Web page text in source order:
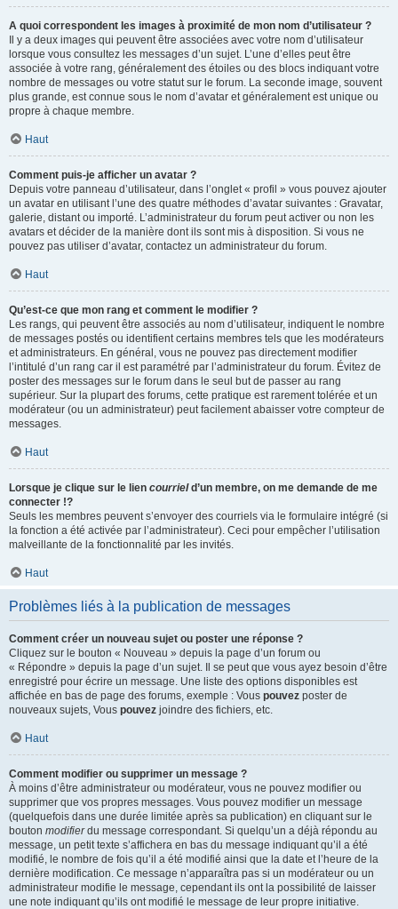
A quoi correspondent les images à proximité de mon nom d’utilisateur ?
Il y a deux images qui peuvent être associées avec votre nom d’utilisateur
lorsque vous consultez les messages d’un sujet. L’une d’elles peut être
associée à votre rang, généralement des étoiles ou des blocs indiquant votre
nombre de messages ou votre statut sur le forum. La seconde image, souvent
plus grande, est connue sous le nom d’avatar et généralement est unique ou
propre à chaque membre.
Haut
Comment puis-je afficher un avatar ?
Depuis votre panneau d’utilisateur, dans l’onglet « profil » vous pouvez ajouter
un avatar en utilisant l’une des quatre méthodes d’avatar suivantes : Gravatar,
galerie, distant ou importé. L’administrateur du forum peut activer ou non les
avatars et décider de la manière dont ils sont mis à disposition. Si vous ne
pouvez pas utiliser d’avatar, contactez un administrateur du forum.
Haut
Qu’est-ce que mon rang et comment le modifier ?
Les rangs, qui peuvent être associés au nom d’utilisateur, indiquent le nombre
de messages postés ou identifient certains membres tels que les modérateurs
et administrateurs. En général, vous ne pouvez pas directement modifier
l’intitulé d’un rang car il est paramétré par l’administrateur du forum. Évitez de
poster des messages sur le forum dans le seul but de passer au rang
supérieur. Sur la plupart des forums, cette pratique est rarement tolérée et un
modérateur (ou un administrateur) peut facilement abaisser votre compteur de
messages.
Haut
Lorsque je clique sur le lien courrield’un membre, on me demande de me
connecter !?
Seuls les membres peuvent s’envoyer des courriels via le formulaire intégré (si
la fonction a été activée par l’administrateur). Ceci pour empêcher l’utilisation
malveillante de la fonctionnalité par les invités.
Haut
Problèmes liés à la publication de messages
Comment créer un nouveau sujet ou poster une réponse ?
Cliquez sur le bouton « Nouveau » depuis la page d’un forum ou
« Répondre » depuis la page d’un sujet. Il se peut que vous ayez besoin d’être
enregistré pour écrire un message. Une liste des options disponibles est
affichée en bas de page des forums, exemple : Vous pouvez poster de
nouveaux sujets, Vous pouvez joindre des fichiers, etc.
Haut
Comment modifier ou supprimer un message ?
À moins d’être administrateur ou modérateur, vous ne pouvez modifier ou
supprimer que vos propres messages. Vous pouvez modifier un message
(quelquefois dans une durée limitée après sa publication) en cliquant sur le
bouton modifierdu message correspondant. Si quelqu’un a déjà répondu au
message, un petit texte s’affichera en bas du message indiquant qu’il a été
modifié, le nombre de fois qu’il a été modifié ainsi que la date et l’heure de la
dernière modification. Ce message n’apparaîtra pas si un modérateur ou un
administrateur modifie le message, cependant ils ont la possibilité de laisser
une note indiquant qu’ils ont modifié le message de leur propre initiative.